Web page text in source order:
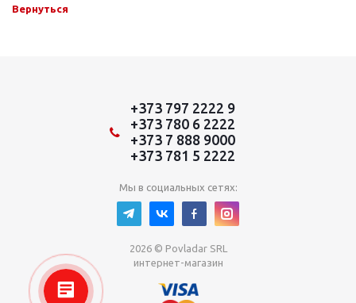
Вернуться
+373 797 2222 9
+373 780 6 2222
+373 7 888 9000
+373 781 5 2222
Мы в социальных сетях:
2026 © Povladar SRL
интернет-магазин